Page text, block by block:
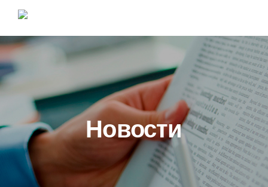
Новости